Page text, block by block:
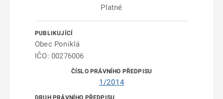
Platné
Obec Poniklá
IČO: 00276006
1/2014